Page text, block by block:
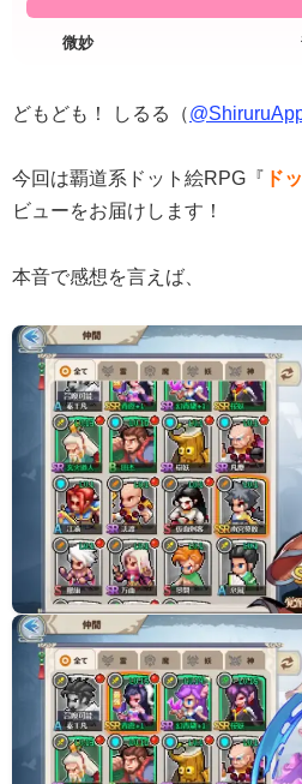
どもども！ しるる（
今回は覇道系ドット絵RPG『 ド
ビューをお届けします！
本音で感想を言えば、